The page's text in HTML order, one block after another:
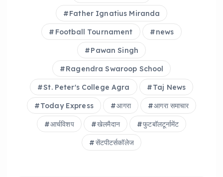
Father Ignatius Miranda
Football Tournament news
Pawan Singh
Ragendra Swaroop School
St. Peter's College Agra Taj News
Today Express आगरा आगरा समाचार
आर्चविशप खेलमैदान फुटबॉलटूर्नामेंट
सेंटपीटर्सकॉलेज